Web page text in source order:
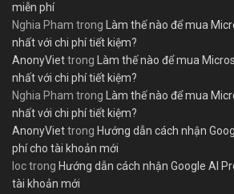
miễn phí
Nghia Pham trong Làm thế nào để mua
nhất với chi phí tiết kiệm?
AnonyViettrong Làm thế nào để mua
nhất với chi phí tiết kiệm?
Nghia Pham trong Làm thế nào để mua
nhất với chi phí tiết kiệm?
AnonyViettrong Hướng dẫn cách nhận
phí cho tài khoản mới
loctrong Hướng dẫn cách nhận Google AI
tài khoản mới